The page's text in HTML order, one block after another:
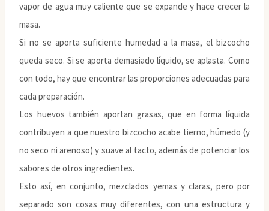
vapor de agua muy caliente que se expande y hace crecer la
masa.
Si no se aporta suficiente humedad a la masa, el bizcocho
queda seco. Si se aporta demasiado líquido, se aplasta. Como
con todo, hay que encontrar las proporciones adecuadas para
cada preparación.
Los huevos también aportan grasas, que en forma líquida
contribuyen a que nuestro bizcocho acabe tierno, húmedo (y
no seco ni arenoso) y suave al tacto, además de potenciar los
sabores de otros ingredientes.
Esto así, en conjunto, mezclados yemas y claras, pero por
separado son cosas muy diferentes, con una estructura y